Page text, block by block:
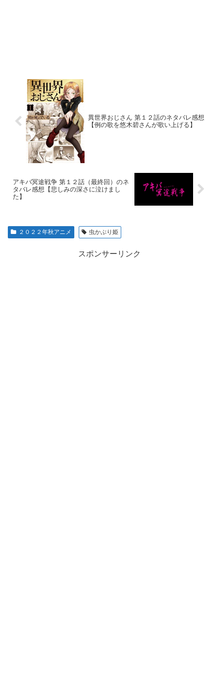
異世界おじさん 第１２話のネタバレ感想
【例の歌を悠木碧さんが歌い上げる】
アキバ冥途戦争 第１２話（最終回）のネ
タバレ感想【悲しみの深さに泣けまし
た】
２０２２年秋アニメ 虫かぶり姫
スポンサーリンク